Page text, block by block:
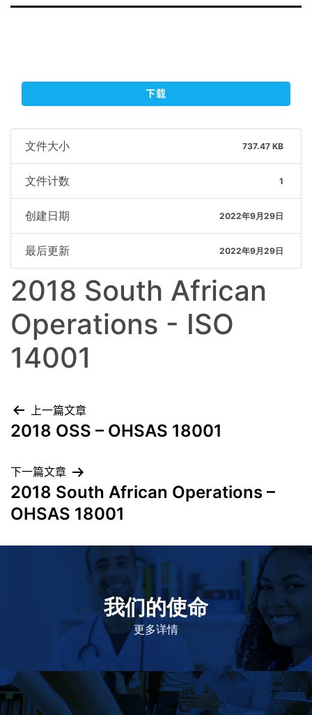
下载
文件大小 737.47 KB
文件计数 1
创建日期 2022年9月29日
最后更新 2022年9月29日
2018 South African
Operations - ISO
14001
上一篇文章
2018 OSS – OHSAS 18001
下一篇文章
2018 South African Operations –
OHSAS 18001
我们的使命
更多详情
致力于提高患者的生命健康和质量